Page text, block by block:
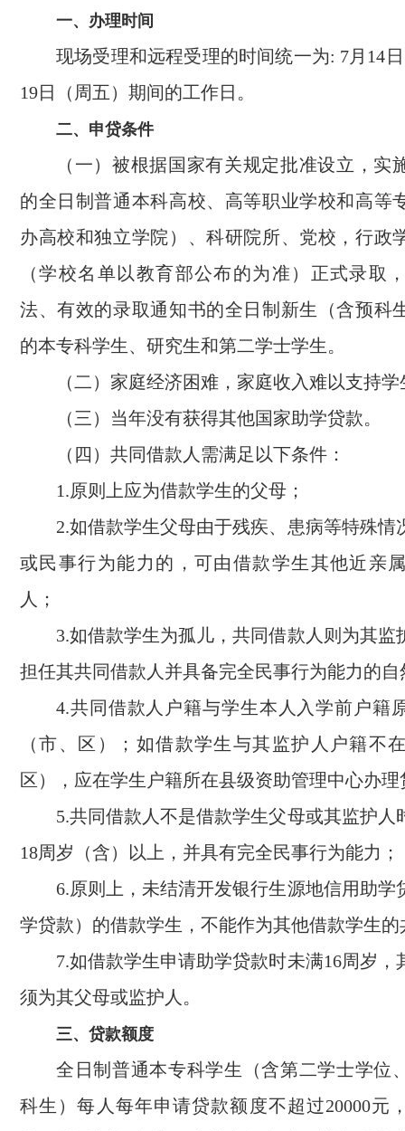
一、办理时间
现场受理和远程受理的时间统一为: 7月14
19日（周五）期间的工作日。
二、申贷条件
（一）被根据国家有关规定批准设立，实
的全日制普通本科高校、高等职业学校和高等
办高校和独立学院）、科研院所、党校，行政
（学校名单以教育部公布的为准）正式录取
法、有效的录取通知书的全日制新生（含预科
的本专科学生、研究生和第二学士学生。
（二）家庭经济困难，家庭收入难以支持
（三）当年没有获得其他国家助学贷款。
（四）共同借款人需满足以下条件：
1.原则上应为借款学生的父母；
2.如借款学生父母由于残疾、患病等特殊情
或民事行为能力的，可由借款学生其他近亲
人；
3.如借款学生为孤儿，共同借款人则为其监
担任其共同借款人并具备完全民事行为能力的自
4.共同借款人户籍与学生本人入学前户籍
（市、区）；如借款学生与其监护人户籍不
区），应在学生户籍所在县级资助管理中心办理
5.共同借款人不是借款学生父母或其监护人
18周岁（含）以上，并具有完全民事行为能力；
6.原则上，未结清开发银行生源地信用助学
学贷款）的借款学生，不能作为其他借款学生
7.如借款学生申请助学贷款时未满16周岁，
须为其父母或监护人。
三、贷款额度
全日制普通本专科学生（含第二学士学位
科生）每人每年申请贷款额度不超过20000元